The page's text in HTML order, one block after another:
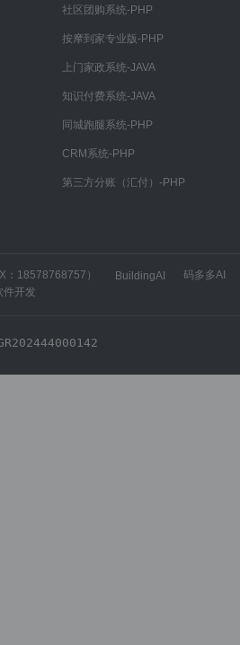
社区团购系统-PHP
按摩到家专业版-PHP
上门家政系统-JAVA
知识付费系统-JAVA
同城跑腿系统-PHP
CRM系统-PHP
第三方分账（汇付）-PHP
：18578768757） BuildingAI
码多多AI
件开发